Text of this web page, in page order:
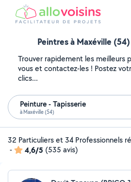
Peintres à Maxéville
Trouver rapidement les meilleurs
vous et contactez-les ! Postez
clics...
Peinture - Tapisserie
à Maxéville (54)
32 Particuliers et 34 Professionnels
-
4,6/5 (535 avis)